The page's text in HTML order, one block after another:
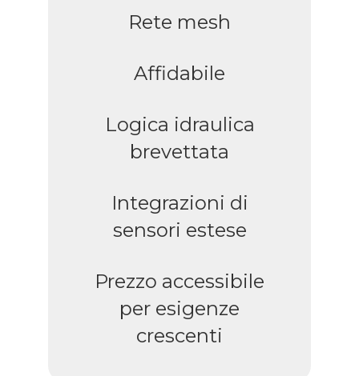
Rete mesh
Affidabile
Logica idraulica
brevettata
Integrazioni di
sensori estese
Prezzo accessibile
per esigenze
crescenti